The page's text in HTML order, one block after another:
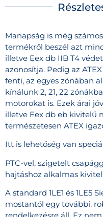
Manapság is még
termékről beszél azt
illetve Eex db IIB T4
azonosítja. Pedig az
fenti, az egyes zónában
kínálunk 2, 21, 22
motorokat is. Ezek árai
illetve Eex db eb kivitelű
természetesen ATEX
Itt is lehetőség van
PTC-vel, szigetelt
hajtáshoz alkalmas
A standard 1LE1 és 1LE5
mostantól egy további,